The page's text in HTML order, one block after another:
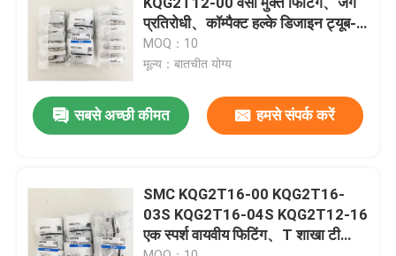
गुणवत्ता नियंत्रण
हमसे संपर्क करें
समाचार
उद्धरण मांगें
न्युमेटिक पाइप फिटिंग
प्रतिरोधी、कॉम्पैक्ट हल्के डिजाइन ट्यूब-
टू-ट्यूब संघ टी पुश-इन त्वरित कनेक्ट
MOQ：10
मूल्य：बातचीत योग्य
सबसे अच्छी कीमत हमसे संपर्क करें
SMC KQG2T16-00 KQG2T16-
03S KQG2T16-04S KQG2T12-16
एक स्पर्श वायवीय फिटिंग、T शाखा टी